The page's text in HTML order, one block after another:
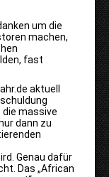
um die
machen,
fast
aktuell
massive
dann zu
Genau dafür
Das „African